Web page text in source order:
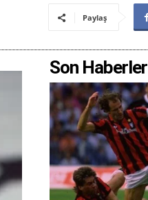
Paylaş
Son Haberler